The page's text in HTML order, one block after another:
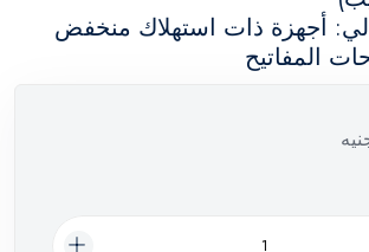
أجهزة ذات استهلاك منخفض
المفاتيح